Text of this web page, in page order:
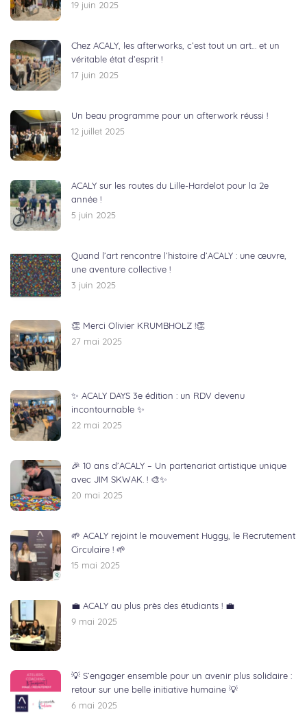
19 juin 2025
Chez ACALY, les afterworks, c’est tout un art… et un
véritable état d’esprit !
17 juin 2025
Un beau programme pour un afterwork réussi !
12 juillet 2025
ACALY sur les routes du Lille-Hardelot pour la 2e
année !
5 juin 2025
Quand l’art rencontre l’histoire d’ACALY : une œuvre,
une aventure collective !
3 juin 2025
👏 Merci Olivier KRUMBHOLZ !👏
27 mai 2025
✨ ACALY DAYS 3e édition : un RDV devenu
incontournable ✨
22 mai 2025
🎉 10 ans d’ACALY – Un partenariat artistique unique
avec JIM SKWAK. ! 🎨✨
20 mai 2025
🌱 ACALY rejoint le mouvement Huggy, le Recrutement
Circulaire ! 🌱
15 mai 2025
💼 ACALY au plus près des étudiants ! 💼
9 mai 2025
💡 S’engager ensemble pour un avenir plus solidaire :
retour sur une belle initiative humaine 💡
6 mai 2025